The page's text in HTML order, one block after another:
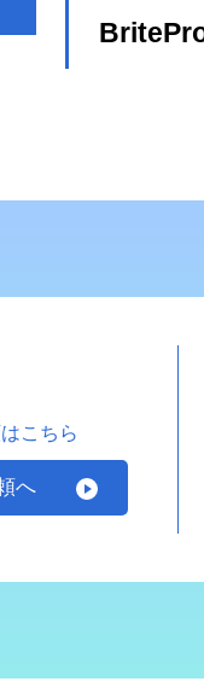
こちら
へ